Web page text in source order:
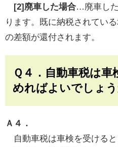
[2]廃車した場合…廃車し
ります。既に納税されてい
の差額が還付されます。
Ｑ４．自動車税は
めればよいでしょう
Ａ４．
自動車税は車検を受ける